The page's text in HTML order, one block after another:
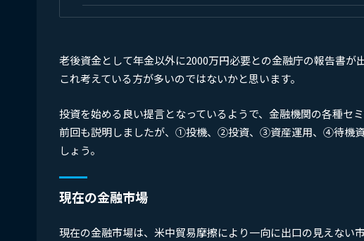
老後資金として年金以外に2000万円必要との金融庁の報告書
これ考えている方が多いのではないかと思います。
投資を始める良い提言となっているようで、金融機関の各種セ
前回も説明しましたが、①投機、②投資、③資産運用、④待機
しょう。
現在の金融市場
現在の金融市場は、米中貿易摩擦により一向に出口の見えな